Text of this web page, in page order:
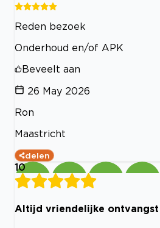
Reden bezoek
Onderhoud en/of APK
Beveelt aan
26 May 2026
Ron
Maastricht
delen
10
Altijd vriendelijke